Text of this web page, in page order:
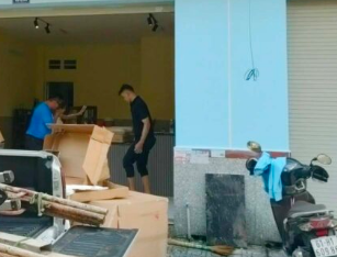
Tại Vinh Giá Rẻ
cà phê tại Vinh Nghệ
An
Làm biển hiệu tại
Vinh Nghệ An